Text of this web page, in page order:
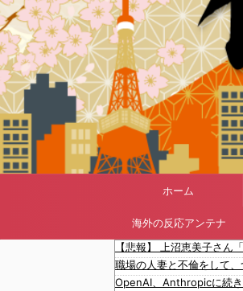
ホーム
海外の反応アンテナ
職場の人妻と不倫をして、